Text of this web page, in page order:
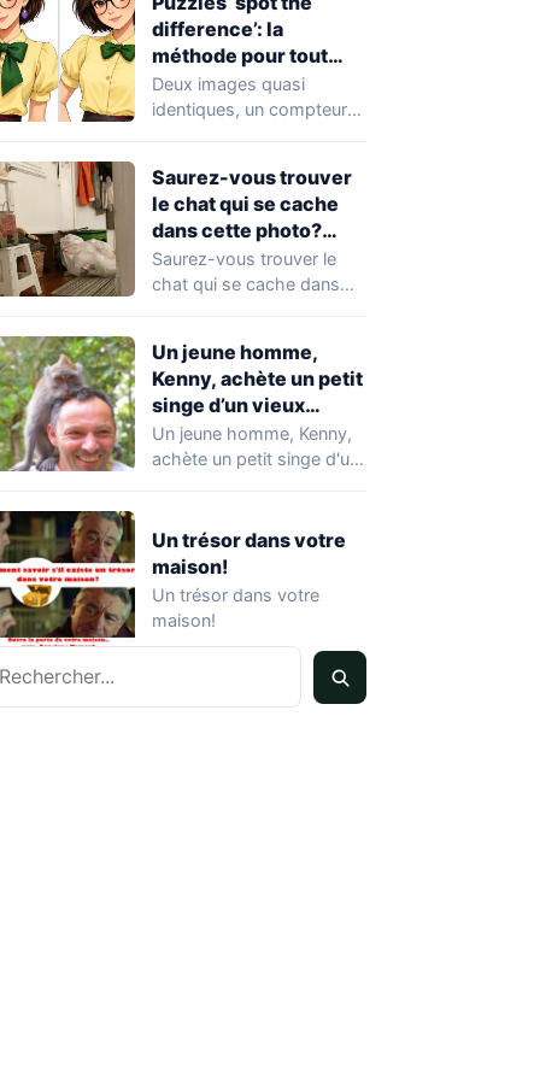
difference’: la
méthode pour tout
trouver
Deux images quasi
identiques, un compteur
provocatrice:…
Saurez-vous trouver
le chat qui se cache
dans cette photo?
(99% de personnes
ont échoué ?)
Saurez-vous trouver le
chat qui se cache dans
Un jeune homme,
Kenny, achète un petit
singe d’un vieux
fermier pour 100 $.
Un jeune homme, Kenny,
achète un petit singe d'un
Un trésor dans votre
maison!
Un trésor dans votre
maison!